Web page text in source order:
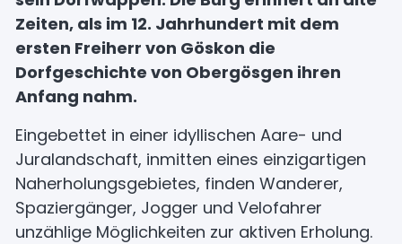
Zeiten, als im 12. Jahrhundert mit dem
ersten Freiherr von Göskon die
Dorfgeschichte von Obergösgen ihren
Anfang nahm.
Eingebettet in einer idyllischen Aare- und
Juralandschaft, inmitten eines einzigartigen
Naherholungsgebietes, finden Wanderer,
Spaziergänger, Jogger und Velofahrer
unzählige Möglichkeiten zur aktiven Erholung.